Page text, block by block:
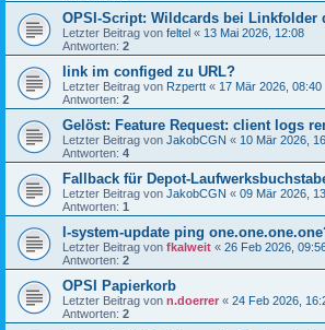
OPSI-Script: Wildcards bei Linkfolder
Letzter Beitrag von feltel « 13 Mai 2026, 12:08
Antworten: 2
link im configed zu URL?
Letzter Beitrag von Rzpertt « 17 Mär 2026, 08:40
Antworten: 2
Gelöst: Feature Request: client logs
Letzter Beitrag von JakobCGN « 10 Mär 2026,
Antworten: 4
Fallback für Depot-
Letzter Beitrag von JakobCGN « 09 Mär 2026,
Antworten: 1
l-system-update ping
Letzter Beitrag von fkalweit « 26 Feb 2026,
Antworten: 2
OPSI Papierkorb
Letzter Beitrag von n.doerrer « 24 Feb 2026,
Antworten: 2